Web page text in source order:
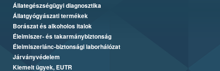
Állategészségügyi diagnosztika
Állatgyógyászati termékek
Borászat és alkoholos italok
Élelmiszer- és takarmánybiztonság
Élelmiszerlánc-biztonsági laborhálózat
Járványvédelem
Kiemelt ügyek, EUTR